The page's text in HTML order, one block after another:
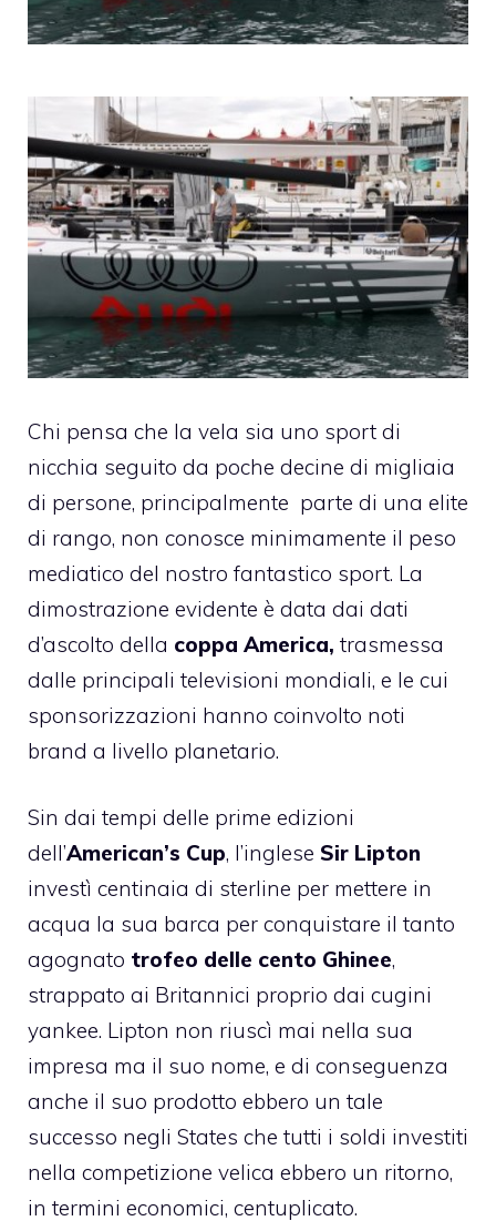
Chi pensa che la vela sia uno sport di
nicchia seguito da poche decine di migliaia
di persone, principalmente parte di una elite
di rango, non conosce minimamente il peso
mediatico del nostro fantastico sport. La
dimostrazione evidente è data dai dati
d’ascolto della coppa America, trasmessa
dalle principali televisioni mondiali, e le cui
sponsorizzazioni hanno coinvolto noti
brand a livello planetario.
Sin dai tempi delle prime edizioni
dell’American’s Cup, l’inglese Sir Lipton
investì centinaia di sterline per mettere in
acqua la sua barca per conquistare il tanto
agognato trofeo delle cento Ghinee,
strappato ai Britannici proprio dai cugini
yankee. Lipton non riuscì mai nella sua
impresa ma il suo nome, e di conseguenza
anche il suo prodotto ebbero un tale
successo negli States che tutti i soldi investiti
nella competizione velica ebbero un ritorno,
in termini economici, centuplicato.